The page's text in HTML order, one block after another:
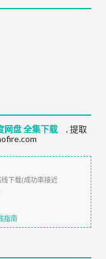
网盘 全集下载 , 提取
下载(成功率接近
指南